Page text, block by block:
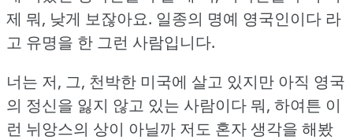
제 뭐, 낮게 보잖아요. 일종의 명예 영국인이다 라
고 유명을 한 그런 사람입니다.
너는 저, 그, 천박한 미국에 살고 있지만 아직 영국
의 정신을 잃지 않고 있는 사람이다 뭐, 하여튼 이
런 뉘앙스의 상이 아닐까 저도 혼자 생각을 해봤